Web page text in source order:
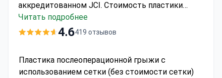
аккредитованном JCI. Стоимость пластики
послеоперационной грыжи с использованием
сетчатого импланта составляет около 15 000 $.
в отделении интенсивной терапии (при
Читать подробнее
4.6419 отзывов
Пластика послеоперационной грыжи с
использованием сетки (без стоимости сетки)